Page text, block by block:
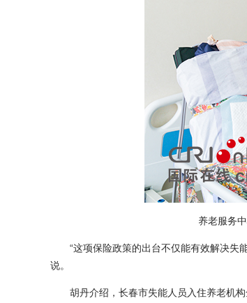
养老服务中
“这项保险政策的出台不仅能有效解决失能
说。
胡丹介绍，长春市失能人员入住养老机构